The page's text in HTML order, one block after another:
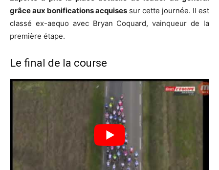
grâce aux bonifications acquises sur cette journée. Il est
classé ex-aequo avec Bryan Coquard, vainqueur de la
première étape.
Le final de la course